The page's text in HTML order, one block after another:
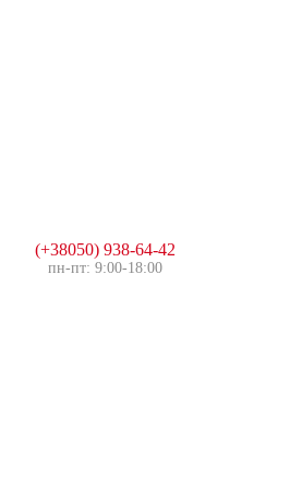
(+38050) 938-64-42
пн-пт: 9:00-18:00